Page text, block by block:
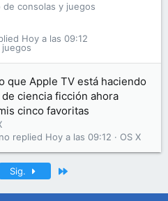
de consolas y juegos
Hoy a las 09:12
que Apple TV está haciendo
ciencia ficción ahora
cinco favoritas
OS X
Hoy a las 09:12
Sig.